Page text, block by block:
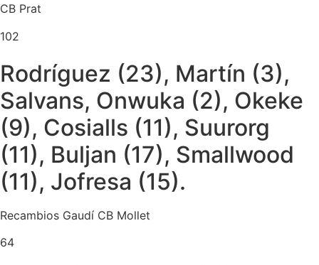
CB Prat
102
Rodríguez (23), Martín (3),
Salvans, Onwuka (2), Okeke
(9), Cosialls (11), Suurorg
(11), Buljan (17), Smallwood
(11), Jofresa (15).
Recambios Gaudí CB Mollet
64